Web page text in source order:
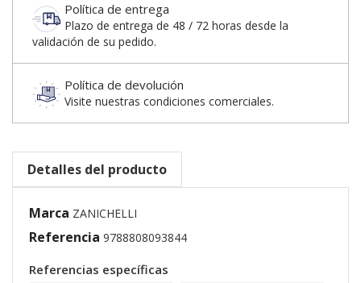
Política de entrega
Plazo de entrega de 48 / 72 horas desde la
validación de su pedido.
Política de devolución
Visite nuestras condiciones comerciales.
Detalles del producto
Marca ZANICHELLI
Referencia 9788808093844
Referencias específicas